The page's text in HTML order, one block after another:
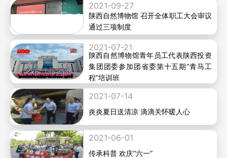
陕西自然博物馆 召开全体职工大会审议
通过三项制度
2021-09-27
陕西自然博物馆青年员工代表陕西投资
集团团委参加团省委第十五期“青马工
程”培训班
2021-07-21
炎炎夏日送清凉 滴滴关怀暖人心
2021-07-14
传承科普 欢庆“六一”
2021-06-01